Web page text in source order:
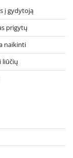
į gydytoją
prigytų
naikinti
liūčių